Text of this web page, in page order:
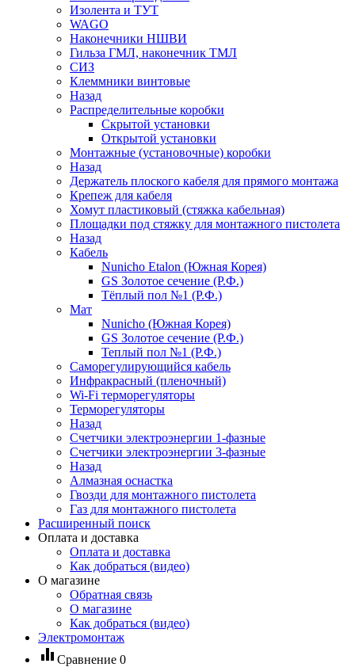
Изолента и ТУТ
WAGO
Наконечники НШВИ
Гильза ГМЛ, наконечник ТМЛ
СИЗ
Клеммники винтовые
Назад
Распределительные коробки
Скрытой установки
Открытой установки
Монтажные (установочные) коробки
Назад
Держатель плоского кабеля для прямого монтажа
Крепеж для кабеля
Хомут пластиковый (стяжка кабельная)
Площадки под стяжку для монтажного пистолета
Назад
Кабель
Nunicho Etalon (Южная Корея)
GS Золотое сечение (Р.Ф.)
Тёплый пол №1 (Р.Ф.)
Мат
Nunicho (Южная Корея)
GS Золотое сечение (Р.Ф.)
Теплый пол №1 (Р.Ф.)
Саморегулирующийся кабель
Инфракрасный (пленочный)
Wi-Fi терморегуляторы
Терморегуляторы
Назад
Счетчики электроэнергии 1-фазные
Счетчики электроэнергии 3-фазные
Назад
Алмазная оснастка
Гвозди для монтажного пистолета
Газ для монтажного пистолета
Расширенный поиск
Оплата и доставка
Оплата и доставка
Как добраться (видео)
О магазине
Обратная связь
О магазине
Как добраться (видео)
Электромонтаж
equalizer Сравнение 0